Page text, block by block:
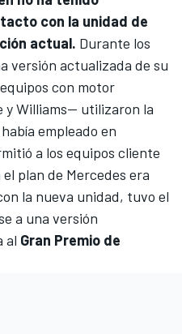
con la unidad de
actual. Durante los
versión actualizada de su
con motor
yWilliams— utilizaron la
empleado en
a los equipos cliente
plan de Mercedes era
la nueva unidad, tuvo el
a una versión
al Gran Premio de